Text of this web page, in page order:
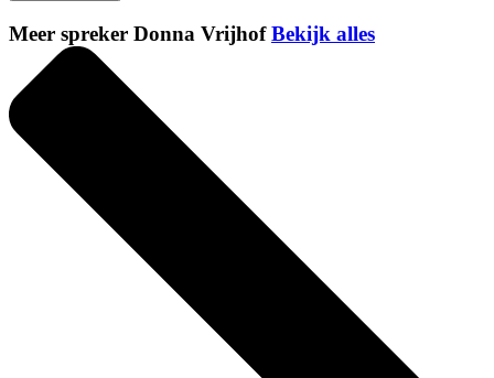
Meer spreker Donna VrijhofBekijk alles